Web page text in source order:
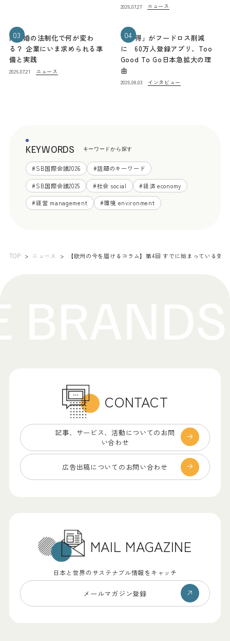
2026.07.27 ニュース
03
同性婚の法制化で何が変わ
る？ 企業にいま求められる準
備と実践
2026.07.21 ニュース
04
「お得」がフードロス削減
に 60万人登録アプリ、Too
Good To Go日本急拡大の理
由
2026.08.03 インタビュー
KEYWORDS キーワードから探す
#SB国際会議2026 #話題のキーワード
#SB国際会議2025 #社会 social #経済 economy
#経営 management #環境 environment
TOP ニュース 【欧州の今を届けるコラム】第4回 すでに始まっている気
CONTACT
記事、サービス、 活動についてのお問
い合わせ
広告出稿についての お問い合わせ
MAIL MAGAZINE
日本と世界のサステナブル情報をキャッチ
メールマガジン登録